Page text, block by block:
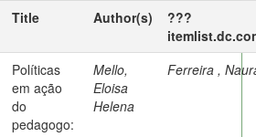
Title Author(s)
???
Políticas
em ação
do
pedagogo:
Mello,
Eloisa
Helena
Ferreira ,